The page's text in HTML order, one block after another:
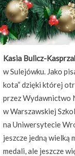
Kasia Bulicz-
w Sulejówku. Jako
kota” dzięki której
przez Wydawnictwo
w Warszawskiej
na Uniwersytecie
jeszcze jedną wielką
medali, ale jeszcze